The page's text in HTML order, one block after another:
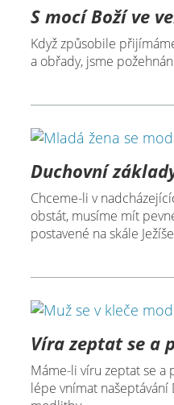
S mocí Boží ve
Když způsobile
a obřady, jsme
Duchovní
Chceme-li v
obstát, musíme mít
postavené na skále
Víra zeptat se a
Máme-li víru zeptat se a
lépe vnímat našeptávání